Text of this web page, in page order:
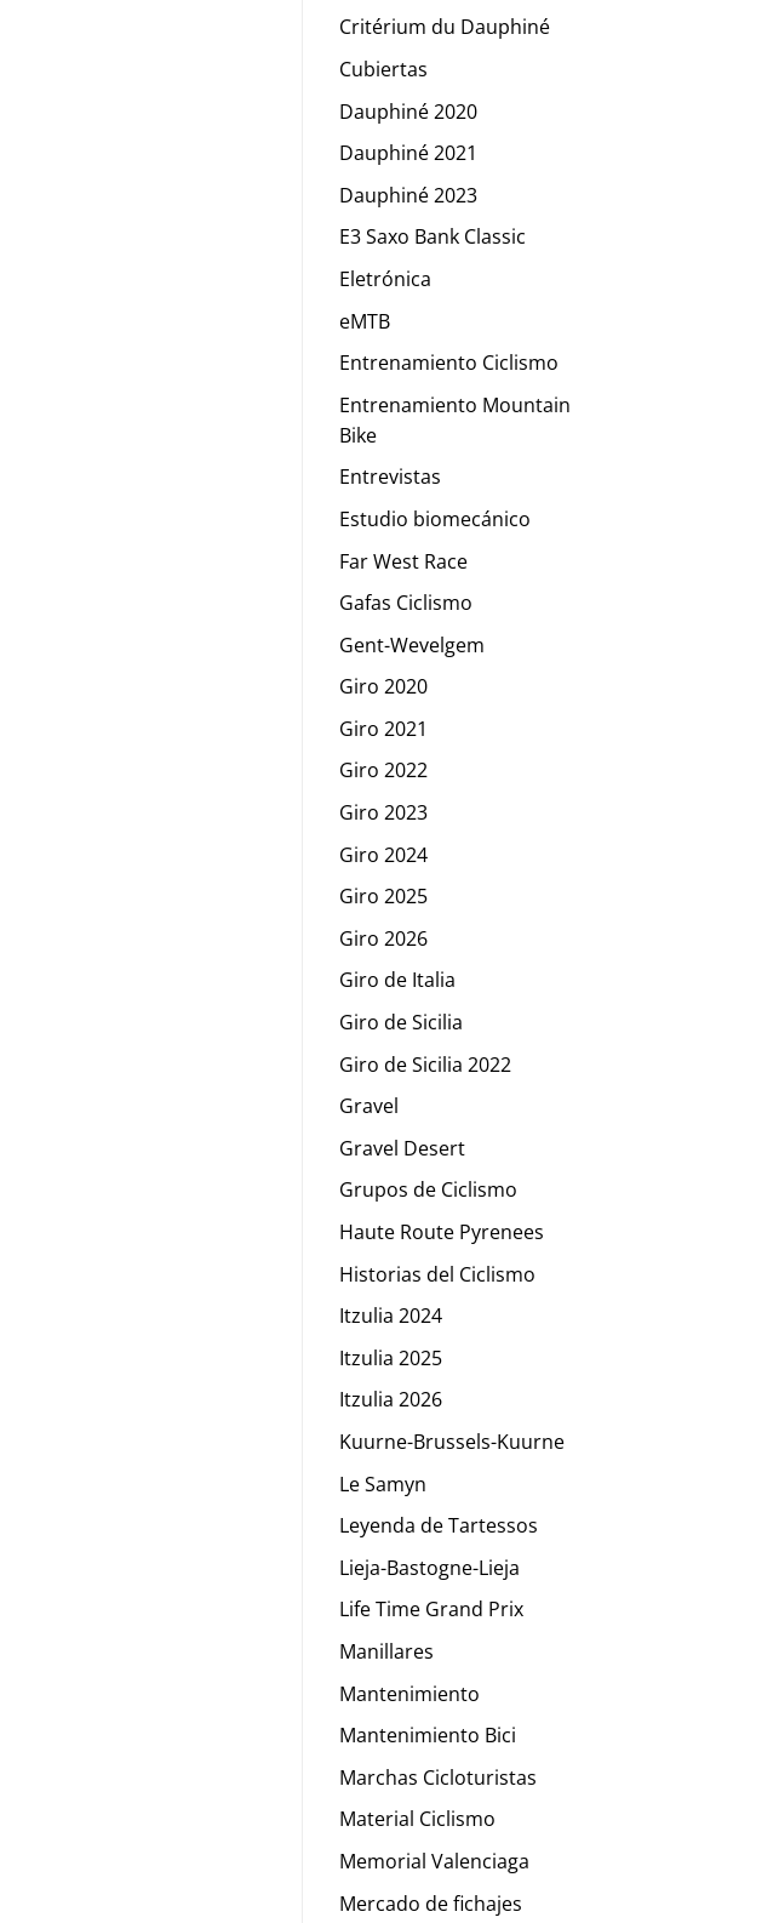
Critérium du Dauphiné
Cubiertas
Dauphiné 2020
Dauphiné 2021
Dauphiné 2023
E3 Saxo Bank Classic
Eletrónica
eMTB
Entrenamiento Ciclismo
Entrenamiento Mountain
Bike
Entrevistas
Estudio biomecánico
Far West Race
Gafas Ciclismo
Gent-Wevelgem
Giro 2020
Giro 2021
Giro 2022
Giro 2023
Giro 2024
Giro 2025
Giro 2026
Giro de Italia
Giro de Sicilia
Giro de Sicilia 2022
Gravel
Gravel Desert
Grupos de Ciclismo
Haute Route Pyrenees
Historias del Ciclismo
Itzulia 2024
Itzulia 2025
Itzulia 2026
Kuurne-Brussels-Kuurne
Le Samyn
Leyenda de Tartessos
Lieja-Bastogne-Lieja
Life Time Grand Prix
Manillares
Mantenimiento
Mantenimiento Bici
Marchas Cicloturistas
Material Ciclismo
Memorial Valenciaga
Mercado de fichajes